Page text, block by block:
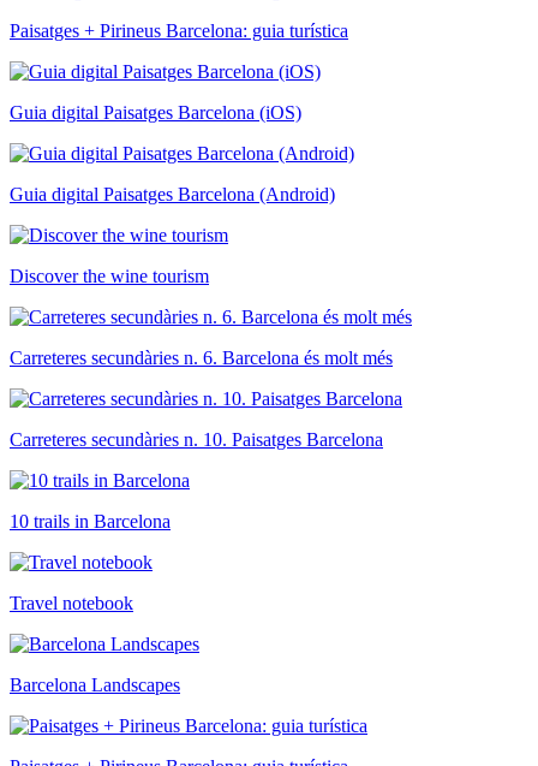
Paisatges + Pirineus Barcelona: guia turística
Guia digital Paisatges Barcelona (iOS)
Guia digital Paisatges Barcelona (Android)
Discover the wine tourism
Carreteres secundàries n. 6. Barcelona és molt més
Carreteres secundàries n. 10. Paisatges Barcelona
10 trails in Barcelona
Travel notebook
Barcelona Landscapes